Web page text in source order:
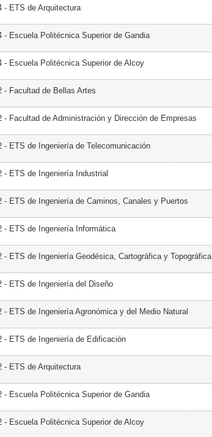
- ETS de Arquitectura
- Escuela Politécnica Superior de Gandia
- Escuela Politécnica Superior de Alcoy
- Facultad de Bellas Artes
- Facultad de Administración y Dirección de Empresas
- ETS de Ingeniería de Telecomunicación
- ETS de Ingeniería Industrial
- ETS de Ingeniería de Caminos, Canales y Puertos
- ETS de Ingeniería Informática
- ETS de Ingeniería Geodésica, Cartográfica y Topográfica
- ETS de Ingeniería del Diseño
- ETS de Ingeniería Agronómica y del Medio Natural
- ETS de Ingeniería de Edificación
- ETS de Arquitectura
- Escuela Politécnica Superior de Gandia
- Escuela Politécnica Superior de Alcoy